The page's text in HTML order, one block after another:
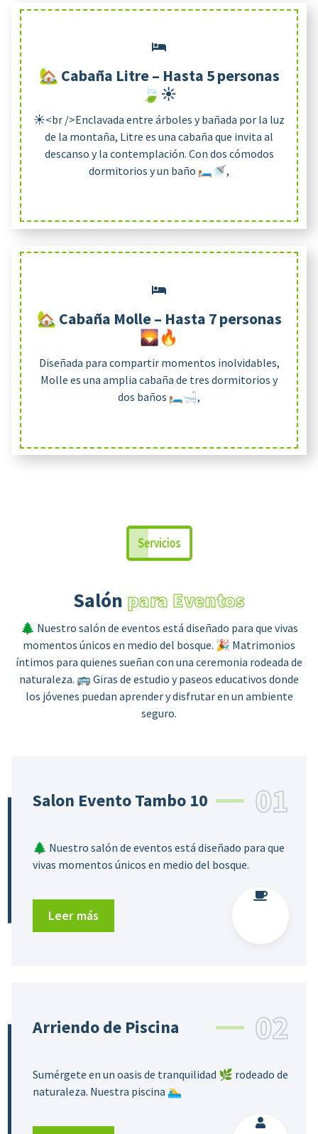
🏡 Cabaña Litre – Hasta 5 personas
🍃☀️
☀️<br />Enclavada entre árboles y bañada por la luz
de la montaña, Litre es una cabaña que invita al
descanso y la contemplación. Con dos cómodos
dormitorios y un baño 🛏️🚿,
🏡 Cabaña Molle – Hasta 7 personas
🌄🔥
Diseñada para compartir momentos inolvidables,
Molle es una amplia cabaña de tres dormitorios y
dos baños 🛏️🛁,
Servicios
Salón para Eventos
🌲 Nuestro salón de eventos está diseñado para que vivas
momentos únicos en medio del bosque. 🎉 Matrimonios
íntimos para quienes sueñan con una ceremonia rodeada de
naturaleza. 🚌 Giras de estudio y paseos educativos donde
los jóvenes puedan aprender y disfrutar en un ambiente
seguro.
Salon Evento Tambo 10 01
🌲 Nuestro salón de eventos está diseñado para que
vivas momentos únicos en medio del bosque.
Leer más
Arriendo de Piscina 02
Sumérgete en un oasis de tranquilidad 🌿 rodeado de
naturaleza. Nuestra piscina 🏊‍♂️